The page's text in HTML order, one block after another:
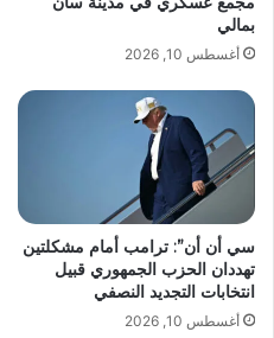
بمالي
أغسطس 10, 2026
سي أن أن”: ترامب أمام مشكلتين
تهددان الحزب الجمهوري قبيل
انتخابات التجديد النصفي
أغسطس 10, 2026